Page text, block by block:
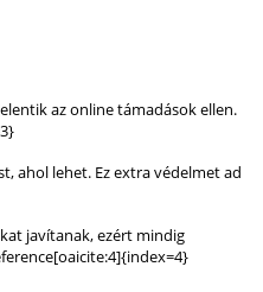
az online támadások ellen.
ahol lehet. Ez extra védelmet ad
javítanak, ezért mindig